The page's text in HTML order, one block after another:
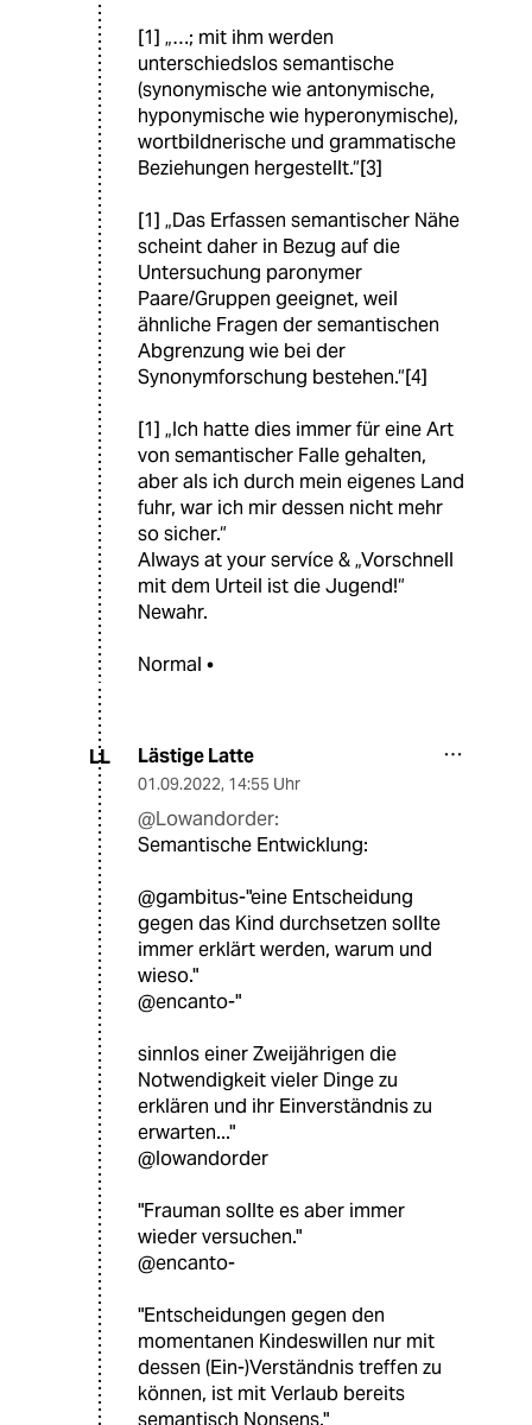
[1] „…; mit ihm werden
unterschiedslos semantische
(synonymische wie antonymische,
hyponymische wie hyperonymische),
wortbildnerische und grammatische
Beziehungen hergestellt.“[3]
[1] „Das Erfassen semantischer Nähe
scheint daher in Bezug auf die
Untersuchung paronymer
Paare/Gruppen geeignet, weil
ähnliche Fragen der semantischen
Abgrenzung wie bei der
Synonymforschung bestehen.“[4]
[1] „Ich hatte dies immer für eine Art
von semantischer Falle gehalten,
aber als ich durch mein eigenes Land
fuhr, war ich mir dessen nicht mehr
so sicher.“
Always at your servíce & „Vorschnell
mit dem Urteil ist die Jugend!“
Newahr.
Normal •
LL Lästige Latte
01.09.2022, 14:55 Uhr
@Lowandorder:
Semantische Entwicklung:
@gambitus-"eine Entscheidung
gegen das Kind durchsetzen sollte
immer erklärt werden, warum und
wieso."
@encanto-"
sinnlos einer Zweijährigen die
Notwendigkeit vieler Dinge zu
erklären und ihr Einverständnis zu
erwarten..."
@lowandorder
"Frauman sollte es aber immer
wieder versuchen."
@encanto-
"Entscheidungen gegen den
momentanen Kindeswillen nur mit
dessen (Ein-)Verständnis treffen zu
können, ist mit Verlaub bereits
semantisch Nonsens."